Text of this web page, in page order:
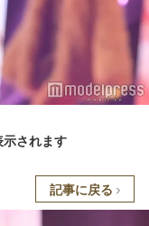
されます
記事に戻る